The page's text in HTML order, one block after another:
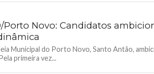
Porto Novo: Candidatos
Municipal do Porto Novo, Santo Antão,
primeira vez...